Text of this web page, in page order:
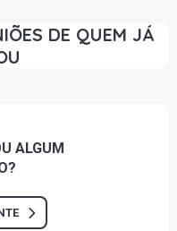
DE QUEM JÁ
ALGUM